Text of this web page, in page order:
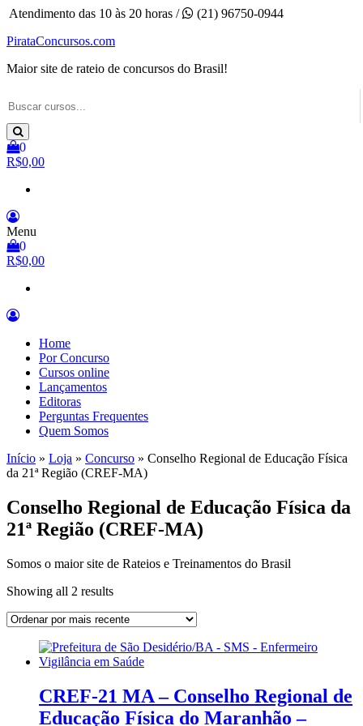
Pular
o
Atendimento das 10 às 20 horas /
(21) 96750-0944
PirataConcursos.com
Maior site de rateio de concursos do Brasil!
0
R$0,00
Menu
0
R$0,00
Home
Por Concurso
Cursos online
Lançamentos
Editoras
Perguntas Frequentes
Quem Somos
Início » Loja » Concurso » Conselho Regional de Educação Física
da 21ª Região (CREF-MA)
Conselho Regional de Educação Física da
21ª Região (CREF-MA)
Somos o maior site de Rateios e Treinamentos do Brasil
Showing all 2 resultsSorted
latest
CREF-21 MA – Conselho Regional de
Educação Física do Maranhão –